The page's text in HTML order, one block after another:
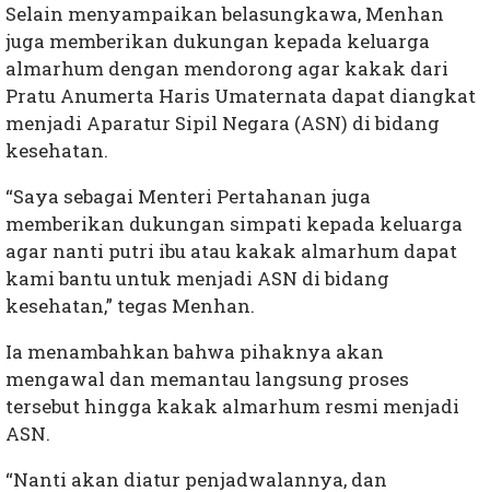
Selain menyampaikan belasungkawa, Menhan
juga memberikan dukungan kepada keluarga
almarhum dengan mendorong agar kakak dari
Pratu Anumerta Haris Umaternata dapat diangkat
menjadi Aparatur Sipil Negara (ASN) di bidang
kesehatan.
“Saya sebagai Menteri Pertahanan juga
memberikan dukungan simpati kepada keluarga
agar nanti putri ibu atau kakak almarhum dapat
kami bantu untuk menjadi ASN di bidang
kesehatan,” tegas Menhan.
Ia menambahkan bahwa pihaknya akan
mengawal dan memantau langsung proses
tersebut hingga kakak almarhum resmi menjadi
ASN.
“Nanti akan diatur penjadwalannya, dan